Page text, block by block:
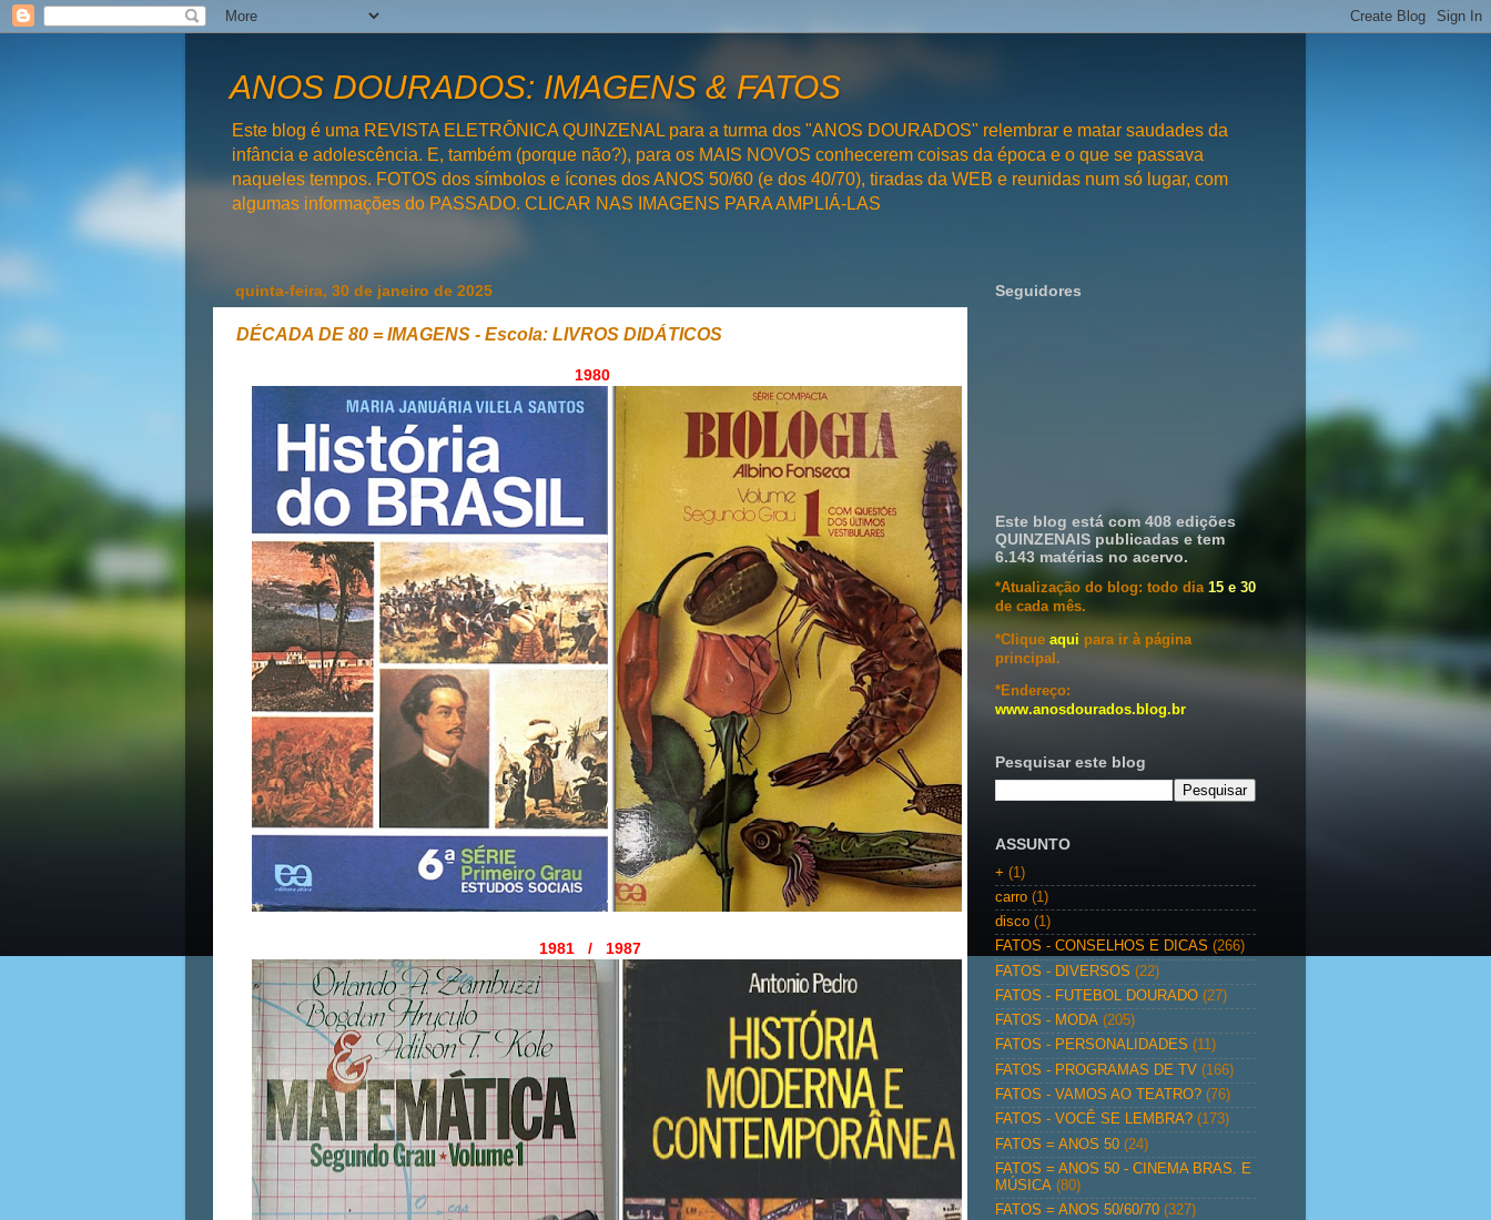
ANOS DOURADOS: IMAGENS & FATOS
Este blog é uma REVISTA ELETRÔNICA QUINZENAL para a turma dos "ANOS DOURADOS" relembrar e matar saudades da
infância e adolescência. E, também (porque não?), para os MAIS NOVOS conhecerem coisas da época e o que se passava
naqueles tempos. FOTOS dos símbolos e ícones dos ANOS 50/60 (e dos 40/70), tiradas da WEB e reunidas num só lugar, com
algumas informações do PASSADO. CLICAR NAS IMAGENS PARA AMPLIÁ-LAS
quinta-feira, 30 de janeiro de 2025
DÉCADA DE 80 = IMAGENS - Escola: LIVROS DIDÁTICOS
1980
1981 / 1987
Seguidores
Este blog está com 408 edições
QUINZENAIS publicadas e tem
6.143 matérias no acervo.
*Atualização do blog: todo dia 15 e 30
de cada mês.
*Clique aqui para ir à página
principal.
*Endereço:
www.anosdourados.blog.br
Pesquisar este blog
ASSUNTO
+ (1)
carro (1)
disco (1)
FATOS - CONSELHOS E DICAS (266)
FATOS - DIVERSOS (22)
FATOS - FUTEBOL DOURADO (27)
FATOS - MODA (205)
FATOS - PERSONALIDADES (11)
FATOS - PROGRAMAS DE TV (166)
FATOS - VAMOS AO TEATRO? (76)
FATOS - VOCÊ SE LEMBRA? (173)
FATOS = ANOS 50 (24)
FATOS = ANOS 50 - CINEMA BRAS. E
MÚSICA (80)
FATOS = ANOS 50/60/70 (327)